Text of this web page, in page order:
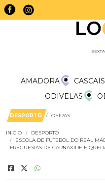
AMADORA CASCAIS
ODIVELAS
DESPORTO OEIRAS
INICIO
DESPORTO
ESCOLA DE FUTEBOL DO REAL
FREGUESIAS DE CARNAXIDE E